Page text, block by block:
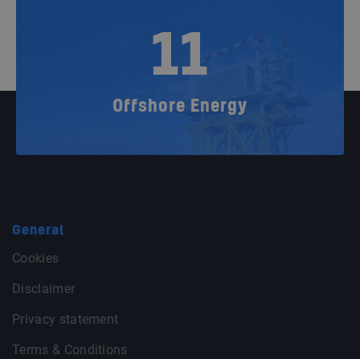
11
Offshore Energy
General
Cookies
Disclaimer
Privacy statement
Terms & Conditions